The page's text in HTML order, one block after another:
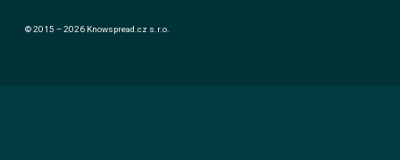
© 2015 – 2026 Knowspread.cz s.r.o.